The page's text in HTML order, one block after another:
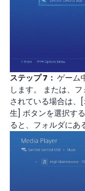
ステップ 7： ゲーム
します。 または、
されている場合は
生] ボタンを選択す
ると、フォルダにあ